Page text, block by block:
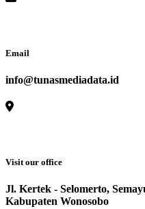
Email
info@tunasmediadata.id
Visit our office
Jl. Kertek - Selomerto,
Kabupaten Wonosobo